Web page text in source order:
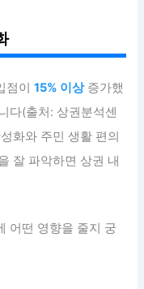
점이15% 이상증가했
다(출처: 상권분석센
화와 주민 생활 편의
잘 파악하면 상권 내
어떤 영향을 줄지 궁